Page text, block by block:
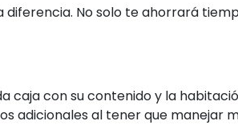
No solo te ahorrará
caja con su contenido y la
adicionales al tener que manejar